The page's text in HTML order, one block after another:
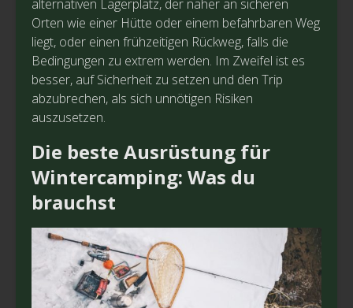
alternativen Lagerplatz, der näher an sicheren
Orten wie einer Hütte oder einem befahrbaren Weg
liegt, oder einen frühzeitigen Rückweg, falls die
Bedingungen zu extrem werden. Im Zweifel ist es
besser, auf Sicherheit zu setzen und den Trip
abzubrechen, als sich unnötigen Risiken
auszusetzen.
Die beste Ausrüstung für
Wintercamping: Was du
brauchst